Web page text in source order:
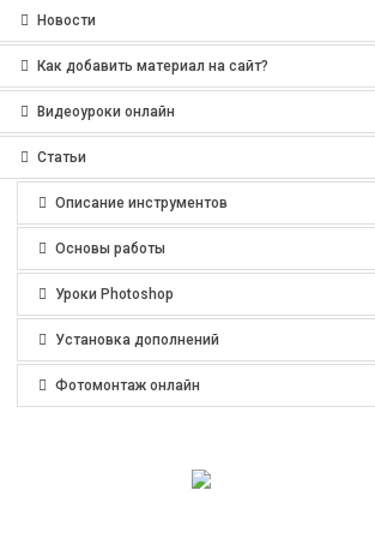
Новости
Как добавить материал на сайт?
Видеоуроки онлайн
Статьи
Описание инструментов
Основы работы
Уроки Photoshop
Установка дополнений
Фотомонтаж онлайн